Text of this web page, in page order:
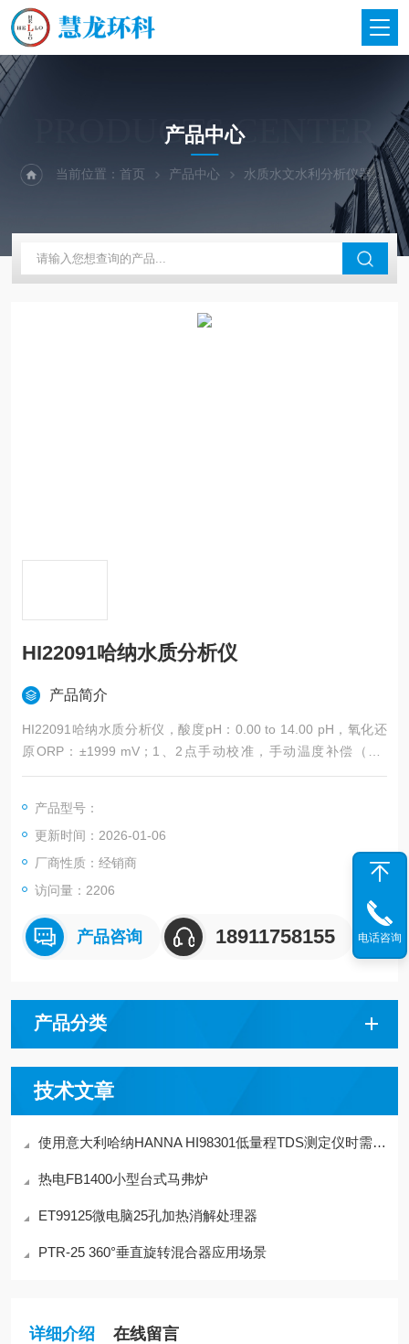
PRODUCTS CENTER
产品中心
当前位置：首页 产品中心 水质水文水利分析仪器
HI22091哈纳水质分析仪
产品简介
HI22091哈纳水质分析仪，酸度pH：0.00 to 14.00 pH，氧化还
原ORP：±1999 mV；1、2点手动校准，手动温度补偿（MT
C）；模拟输出（0 to 5V），可连接相对应记录仪等设备。
产品型号：
更新时间：2026-01-06
厂商性质：经销商
访问量：2206
产品咨询 18911758155
产品分类
技术文章
使用意大利哈纳HANNA HI98301低量程TDS测定仪时需注意什么
热电FB1400小型台式马弗炉
ET99125微电脑25孔加热消解处理器
PTR-25 360°垂直旋转混合器应用场景
详细介绍 在线留言
电话咨询